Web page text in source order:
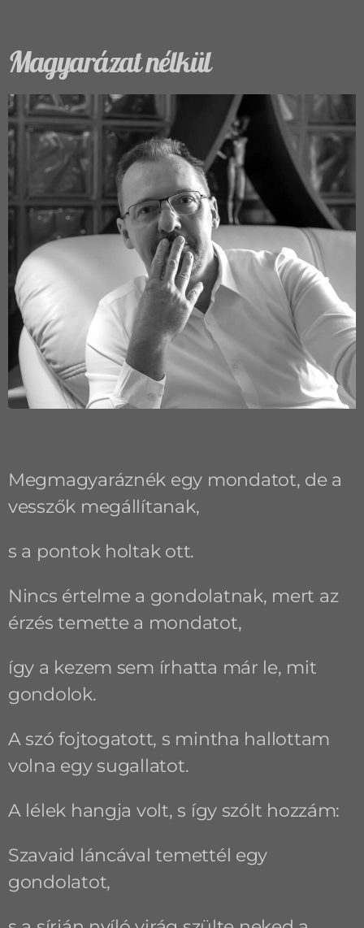
Magyarázat nélkül
Megmagyaráznék egy mondatot, de a
vesszők megállítanak,
s a pontok holtak ott.
Nincs értelme a gondolatnak, mert az
érzés temette a mondatot,
így a kezem sem írhatta már le, mit
gondolok.
A szó fojtogatott, s mintha hallottam
volna egy sugallatot.
A lélek hangja volt, s így szólt hozzám:
Szavaid láncával temettél egy
gondolatot,